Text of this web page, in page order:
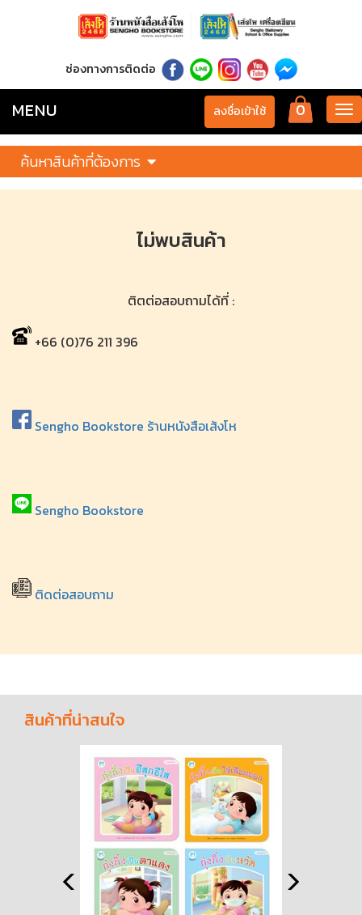
ช่องทางการติดต่อ
0
ลงชื่อเข้าใช้
MENU
ค้นหาสินค้าที่ต้องการ
ไม่พบสินค้า
ติตต่อสอบถามได้ที่ :
+66 (0)76 211 396
Sengho Bookstore ร้านหนังสือเส้งโห
Sengho Bookstore
ติดต่อสอบถาม
สินค้าที่น่าสนใจ